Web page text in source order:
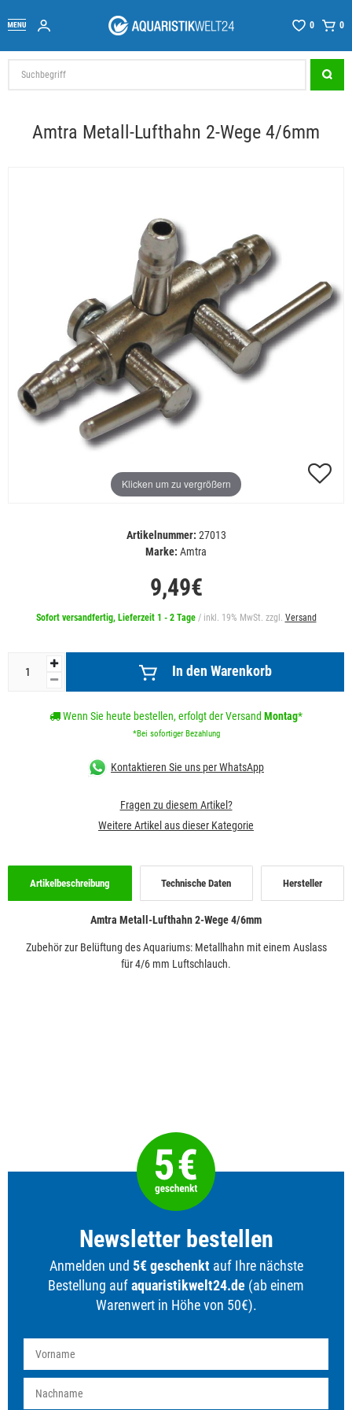
0 0
Amtra Metall-Lufthahn 2-Wege 4/6mm
Klicken um zu vergrößern
Artikelnummer: 27013
Marke: Amtra
9,49€
Sofort versandfertig, Lieferzeit 1 - 2 Tage / inkl. 19% MwSt. zzgl. Versand
In den Warenkorb
Wenn Sie heute bestellen, erfolgt der Versand Montag*
*Bei sofortiger Bezahlung
Kontaktieren Sie uns per WhatsApp
Fragen zu diesem Artikel?
Weitere Artikel aus dieser Kategorie
Artikelbeschreibung Technische Daten Hersteller
Amtra Metall-Lufthahn 2-Wege 4/6mm
Zubehör zur Belüftung des Aquariums: Metallhahn mit einem Auslass
für 4/6 mm Luftschlauch.
Newsletter bestellen
Anmelden und 5€ geschenktauf Ihre nächste
Bestellung aufaquaristikwelt24.de (ab einem
Warenwert in Höhe von 50€).